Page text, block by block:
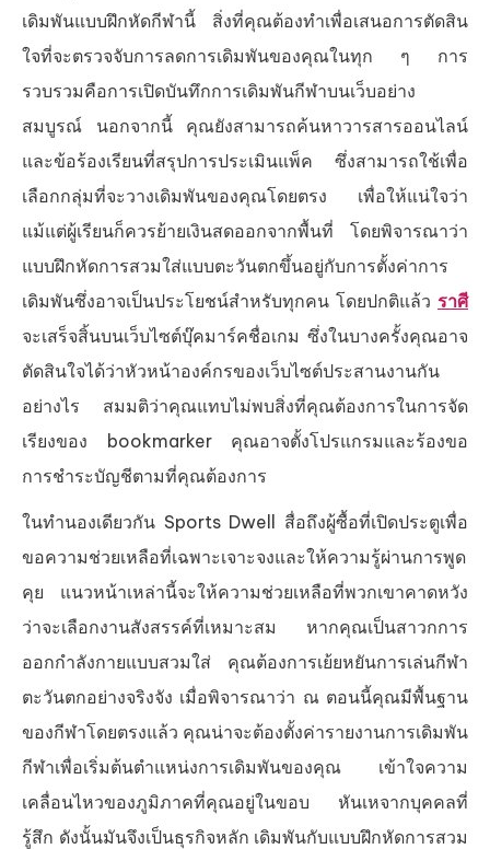
เดิมพันแบบฝึกหัดกีฬานี้ สิ่งที่คุณต้องทำเพื่อเสนอการตัดสิน
ใจที่จะตรวจจับการลดการเดิมพันของคุณในทุก ๆ การ
รวบรวมคือการเปิดบันทึกการเดิมพันกีฬาบนเว็บอย่าง
สมบูรณ์ นอกจากนี้ คุณยังสามารถค้นหาวารสารออนไลน์
และข้อร้องเรียนที่สรุปการประเมินแพ็ค ซึ่งสามารถใช้เพื่อ
เลือกกลุ่มที่จะวางเดิมพันของคุณโดยตรง เพื่อให้แน่ใจว่า
แม้แต่ผู้เรียนก็ควรย้ายเงินสดออกจากพื้นที่ โดยพิจารณาว่า
แบบฝึกหัดการสวมใส่แบบตะวันตกขึ้นอยู่กับการตั้งค่าการ
เดิมพันซึ่งอาจเป็นประโยชน์สำหรับทุกคน โดยปกติแล้ว ราศี
จะเสร็จสิ้นบนเว็บไซต์บุ๊คมาร์คชื่อเกม ซึ่งในบางครั้งคุณอาจ
ตัดสินใจได้ว่าหัวหน้าองค์กรของเว็บไซต์ประสานงานกัน
อย่างไร สมมติว่าคุณแทบไม่พบสิ่งที่คุณต้องการในการจัด
เรียงของ bookmarker คุณอาจตั้งโปรแกรมและร้องขอ
การชำระบัญชีตามที่คุณต้องการ
ในทำนองเดียวกัน Sports Dwell สื่อถึงผู้ซื้อที่เปิดประตูเพื่อ
ขอความช่วยเหลือที่เฉพาะเจาะจงและให้ความรู้ผ่านการพูด
คุย แนวหน้าเหล่านี้จะให้ความช่วยเหลือที่พวกเขาคาดหวัง
ว่าจะเลือกงานสังสรรค์ที่เหมาะสม หากคุณเป็นสาวกการ
ออกกำลังกายแบบสวมใส่ คุณต้องการเย้ยหยันการเล่นกีฬา
ตะวันตกอย่างจริงจัง เมื่อพิจารณาว่า ณ ตอนนี้คุณมีพื้นฐาน
ของกีฬาโดยตรงแล้ว คุณน่าจะต้องตั้งค่ารายงานการเดิมพัน
กีฬาเพื่อเริ่มต้นตำแหน่งการเดิมพันของคุณ เข้าใจความ
เคลื่อนไหวของภูมิภาคที่คุณอยู่ในขอบ หันเหจากบุคคลที่
รู้สึก ดังนั้นมันจึงเป็นธุรกิจหลัก เดิมพันกับแบบฝึกหัดการสวม